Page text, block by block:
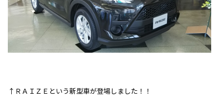
↑ＲＡＩＺＥという新型車が登場しました！！